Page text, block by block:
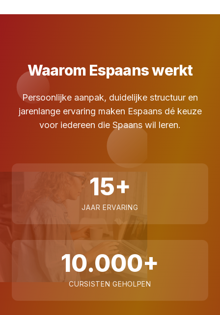
Waarom Espaans werkt
Persoonlijke aanpak, duidelijke structuur en
jarenlange ervaring maken Espaans dé keuze
voor iedereen die Spaans wil leren.
15+
JAAR ERVARING
10.000+
CURSISTEN GEHOLPEN